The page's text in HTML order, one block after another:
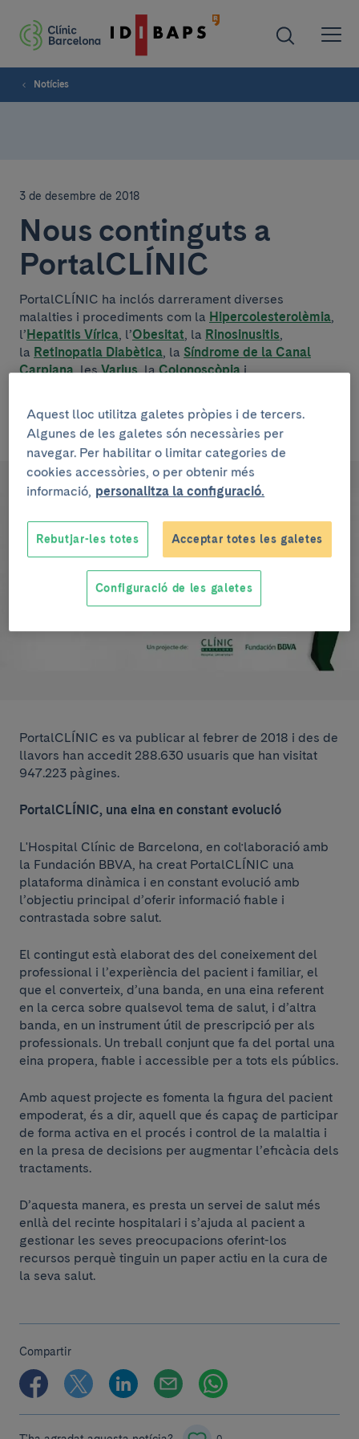
Notícies
3 de desembre de 2018
Nous continguts a
PortalCLÍNIC
PortalCLÍNIC ha inclós darrerament diverses
malalties i procediments com la Hipercolesterolèmia,
l’Hepatitis Vírica, l’Obesitat, la Rinosinusitis,
la Retinopatia Diabètica, la Síndrome de la Canal
Carpiana, lesVarius, laColonoscòpiai
contingut transversal on s'explica d'una manera més
genèrica la malaltia.
PortalCLÍNIC es va publicar al febrer de 2018 i des de
llavors han accedit 288.630 usuaris que han visitat
947.223 pàgines.
PortalCLÍNIC, una eina en constant evolució
L'Hospital Clínic de Barcelona, en col·laboració amb
la Fundación BBVA, ha creat PortalCLÍNIC una
plataforma dinàmica i en constant evolució amb
l’objectiu principal d’oferir informació fiable i
contrastada sobre salut.
El contingut està elaborat des del coneixement del
professional i l’experiència del pacient i familiar, el
que el converteix, d’una banda, en una eina referent
en la cerca sobre qualsevol tema de salut, i d’altra
banda, en un instrument útil de prescripció per als
professionals. Un treball conjunt que fa del portal una
eina propera, fiable i accessible per a tots els públics.
Amb aquest projecte es fomenta la figura del pacient
empoderat, és a dir, aquell que és capaç de participar
de forma activa en el procés i control de la malaltia i
en la presa de decisions per augmentar l’eficàcia dels
tractaments.
D’aquesta manera, es presta un servei de salut més
enllà del recinte hospitalari i s’ajuda al pacient a
gestionar les seves preocupacions oferint-los
recursos perquè tinguin un paper actiu en la cura de
la seva salut.
Compartir
Aquest lloc utilitza galetes pròpies i de tercers.
Algunes de les galetes són necessàries per
navegar. Per habilitar o limitar categories de
cookies accessòries, o per obtenir més
informació, personalitza la configuració.
Rebutjar-les totes Acceptar totes les galetes
Configuració de les galetes